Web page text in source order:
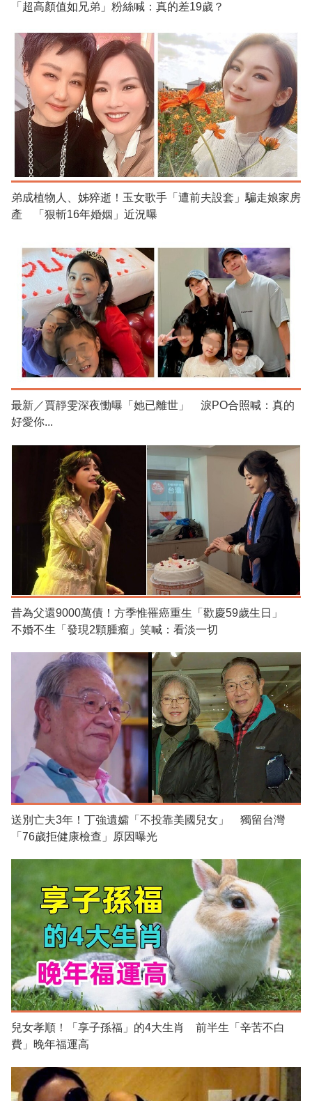
「超高顏值如兄弟」粉絲喊：真的差19歲？
弟成植物人、姊猝逝！玉女歌手「遭前夫設套」騙走娘家房
產 「狠斬16年婚姻」近況曝
最新／賈靜雯深夜慟曝「她已離世」 淚PO合照喊：真的
好愛你...
昔為父還9000萬債！方季惟罹癌重生「歡慶59歲生日」
不婚不生「發現2顆腫瘤」笑喊：看淡一切
送別亡夫3年！丁強遺孀「不投靠美國兒女」 獨留台灣
「76歲拒健康檢查」原因曝光
兒女孝順！「享子孫福」的4大生肖 前半生「辛苦不白
費」晚年福運高